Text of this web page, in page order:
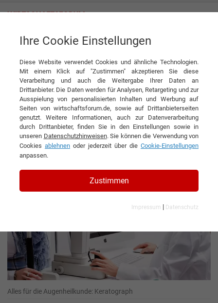
NEUMED AG
Interview NEUMED AG
DIESEN ARTIKEL EMPFEHLEN
Komplettanbieter für das Auge
Interview mit Ing. Franz Neumeyer,
Vorstand der NEUMED AG
Alles für die Augenheilkunde: Keratograph
Ihre Cookie Einstellungen
Diese Website verwendet Cookies und ähnliche Technologien.
Mit einem Klick auf "Zustimmen" akzeptieren Sie diese
Verarbeitung und auch die Weitergabe Ihrer Daten an
Drittanbieter. Die Daten werden für Analysen, Retargeting und zur
Ausspielung von personalisierten Inhalten und Werbung auf
Seiten von wirtschaftsforum.de, sowie auf Drittanbieterseiten
genutzt. Weitere Informationen, auch zur Datenverarbeitung
durch Drittanbieter, finden Sie in den Einstellungen sowie in
unseren Datenschutzhinweisen. Sie können die Verwendung von
Cookies ablehnen oder jederzeit über die Cookie-Einstellungen
anpassen.
Zustimmen
Impressum | Datenschutz